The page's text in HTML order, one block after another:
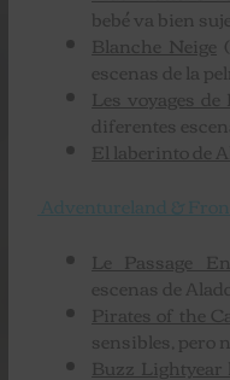
bebé va bien
Blanche Neige
escenas de la
Les voyages
diferentes
El laberinto de
Adventureland &
Le Passage
escenas de
Pirates of the
sensibles, pero
Buzz Lightyear